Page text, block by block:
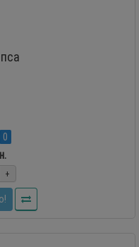
0
+